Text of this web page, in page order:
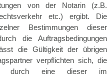
von der Notarin (z.B.
etc.) ergibt. Die
Bestimmungen dieser
die Auftragsbedingungen
die Gültigkeit der übrigen
verpflichten sich, die
durch eine dieser im